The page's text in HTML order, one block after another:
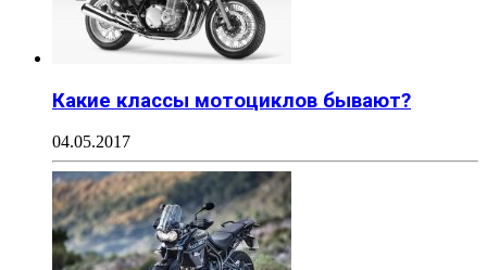
Какие классы мотоциклов бывают?
04.05.2017